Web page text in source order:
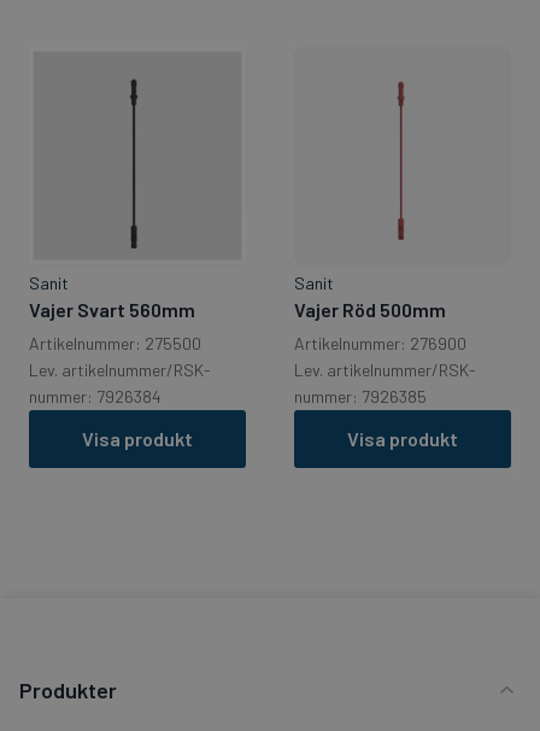
Sanit
Vajer Svart 560mm
Artikelnummer: 275500
Lev. artikelnummer/RSK-
nummer: 7926384
Visa produkt
Sanit
Vajer Röd 500mm
Artikelnummer: 276900
Lev. artikelnummer/RSK-
nummer: 7926385
Visa produkt
Produkter